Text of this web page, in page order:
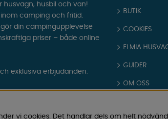
BUTIK
COOKIES
ELMIA
GUIDER
OM OSS
husvagn, husbil och van!
camping och fritid.
din campingupplevelse
priser – både online
exklusiva erbjudanden.
vi cookies. Det handlar dels om helt